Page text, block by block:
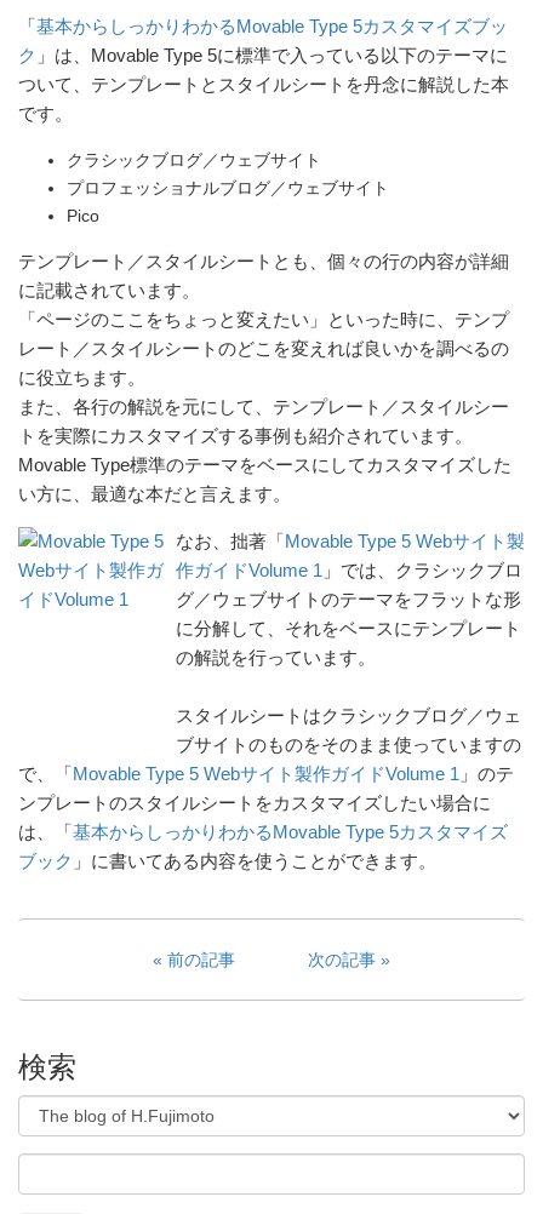
「 基本からしっかりわかるMovable Type 5カスタマイズブッ
ク 」は、Movable Type 5に標準で入っている以下のテーマに
ついて、テンプレートとスタイルシートを丹念に解説した本
です。
クラシックブログ／ウェブサイト
プロフェッショナルブログ／ウェブサイト
Pico
テンプレート／スタイルシートとも、個々の行の内容が詳細
に記載されています。
「ページのここをちょっと変えたい」といった時に、テンプ
レート／スタイルシートのどこを変えれば良いかを調べるの
に役立ちます。
また、各行の解説を元にして、テンプレート／スタイルシー
トを実際にカスタマイズする事例も紹介されています。
Movable Type標準のテーマをベースにしてカスタマイズした
い方に、最適な本だと言えます。
なお、拙著「 Movable Type 5 Webサイト製
作ガイドVolume 1 」では、クラシックブロ
グ／ウェブサイトのテーマをフラットな形
に分解して、それをベースにテンプレート
の解説を行っています。
スタイルシートはクラシックブログ／ウェ
ブサイトのものをそのまま使っていますの
で、「 Movable Type 5 Webサイト製作ガイドVolume 1 」のテ
ンプレートのスタイルシートをカスタマイズしたい場合に
は、「 基本からしっかりわかるMovable Type 5カスタマイズ
ブック 」に書いてある内容を使うことができます。
前の記事 次の記事
検索